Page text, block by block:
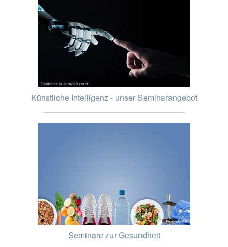
Künstliche Intelligenz - unser Seminarangebot
Seminare zur Gesundheit